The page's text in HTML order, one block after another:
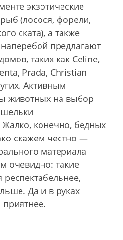
экзотические
(лосося, форели,
ската), а также
предлагают
таких как Celine,
Prada, Christian
Активным
животных на выбор
конечно, бедных
скажем честно —
материала
очевидно: такие
респектабельнее,
Да и в руках